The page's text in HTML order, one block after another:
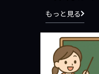
もっと見る